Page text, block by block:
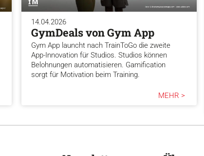
14.04.2026
GymDeals von Gym App
Gym App launcht nach TrainToGo die zweite
App-Innovation für Studios. Studios können
Belohnungen automatisieren. Gamification
sorgt für Motivation beim Training.
MEHR >